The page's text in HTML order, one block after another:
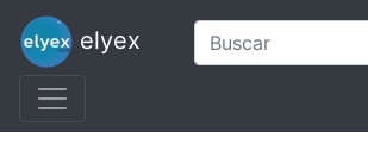
elyex